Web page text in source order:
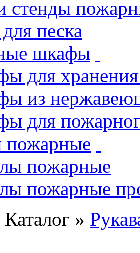
песка
шкафы
для хранения
из
для
пожарные
пожарные
пожарные
»